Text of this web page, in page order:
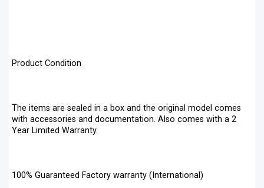
Product Condition
The items are sealed in a box and the original model comes
with accessories and documentation. Also comes with a 2
Year Limited Warranty.
100% Guaranteed Factory warranty (International)